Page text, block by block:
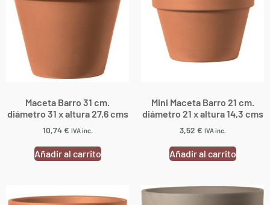
Maceta Barro 31 cm.
diámetro 31 x altura 27,6 cms
10,74€ IVA inc.
Añadir al carrito
Mini Maceta Barro 21 cm.
diámetro 21 x altura 14,3 cms
3,52 € IVA inc.
Añadir al carrito